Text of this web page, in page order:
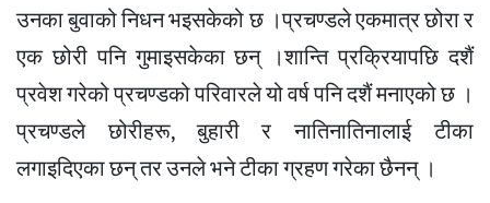
उनका बुवाको निधन भइसकेको छ ।प्रचण्डले एकमात्र छोरा र
एक छोरी पनि गुमाइसकेका छन् ।शान्ति प्रक्रियापछि दशैं
प्रवेश गरेको प्रचण्डको परिवारले यो वर्ष पनि दशैं मनाएको छ ।
प्रचण्डले छोरीहरू, बुहारी र नातिनातिनालाई टीका
लगाइदिएका छन् तर उनले भने टीका ग्रहण गरेका छैनन् ।